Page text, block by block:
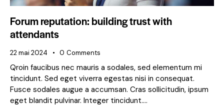
Forum reputation: building trust with
attendants
22 mai 2024 0 Comments
Qroin faucibus nec mauris a sodales, sed elementum mi
tincidunt. Sed eget viverra egestas nisi in consequat.
Fusce sodales augue a accumsan. Cras sollicitudin, ipsum
eget blandit pulvinar. Integer tincidunt.…